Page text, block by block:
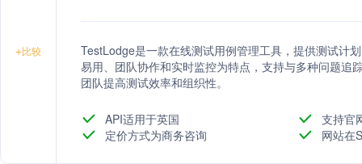
+比较
TestLodge是一款在线测试用例管理工具，提供测试计
易用、团队协作和实时监控为特点，支持与多种问题追
团队提高测试效率和组织性。
API适用于英国
支持官
定价方式为商务咨询
网站在